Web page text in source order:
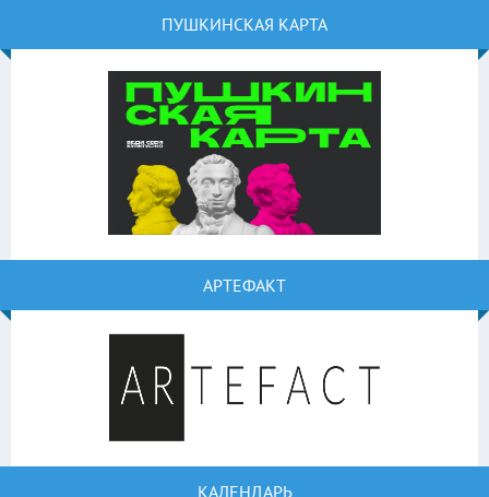
ПУШКИНСКАЯ КАРТА
АРТЕФАКТ
КАЛЕНДАРЬ